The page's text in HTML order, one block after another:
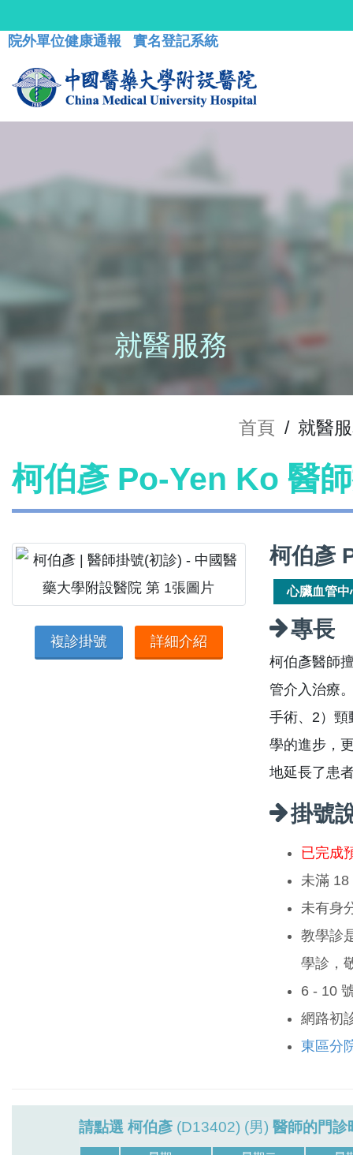
院外單位健康通報 實名登記系統
就醫服務
首頁 / 就醫
柯伯彥 Po-Yen Ko 醫
複診掛號 詳細介紹
柯伯彥
心臟血管中
專長
柯伯彥醫師
管介入治療
手術、2）頸
學的進步，
地延長了患
掛號
已完成
未滿 18
未有身
教學診
學診，
6 - 10
網路初
東區分